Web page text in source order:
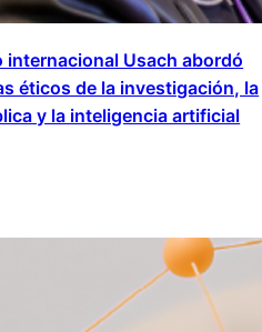
internacional Usach abordó
éticos de la investigación, la
y la inteligencia artificial